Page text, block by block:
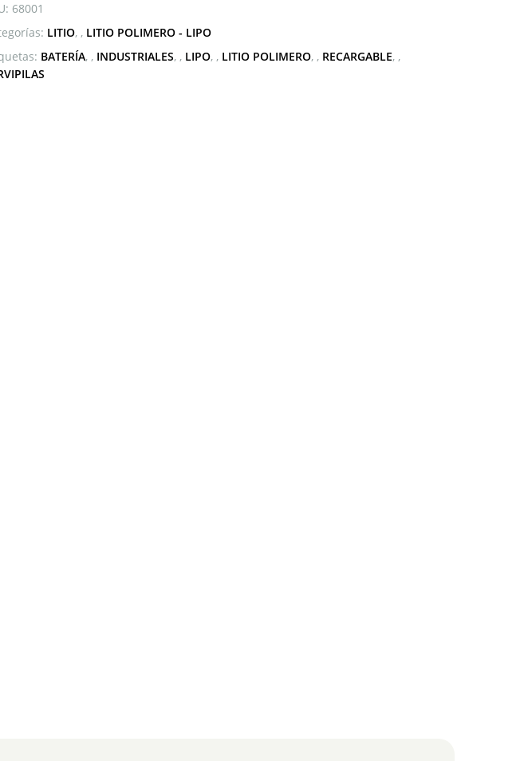
68001
LITIO , LITIO POLIMERO - LIPO
BATERÍA , INDUSTRIALES , LIPO , LITIO POLIMERO , RECARGABLE ,